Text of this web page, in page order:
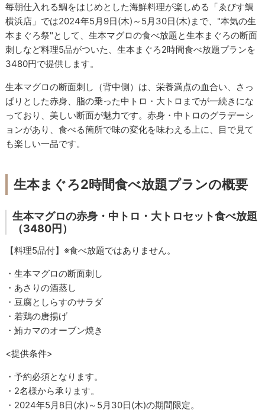
毎朝仕入れる鯛をはじめとした海鮮料理が楽しめる「ゑびす鯛
横浜店」では2024年5月9日(木)～5月30日(木)まで、"本気の生
本まぐろ祭"として、生本マグロの食べ放題と生本まぐろの断面
刺しなど料理5品がついた、生本まぐろ2時間食べ放題プランを
3480円で提供します。
生本マグロの断面刺し（背中側）は、栄養満点の血合い、さっ
ぱりとした赤身、脂の乗った中トロ・大トロまでが一続きにな
っており、美しい断面が魅力です。赤身・中トロのグラデーシ
ョンがあり、食べる箇所で味の変化を味わえる上に、目で見て
も楽しい一品です。
生本まぐろ2時間食べ放題プランの概要
生本マグロの赤身・中トロ・大トロセット食べ放題
（3480円）
【料理5品付】※食べ放題ではありません。
・生本マグロの断面刺し
・あさりの酒蒸し
・豆腐としらすのサラダ
・若鶏の唐揚げ
・鮪カマのオーブン焼き
<提供条件>
・予約必須となります。
・2名様から承ります。
・2024年5月8日(水)～5月30日(木)の期間限定。